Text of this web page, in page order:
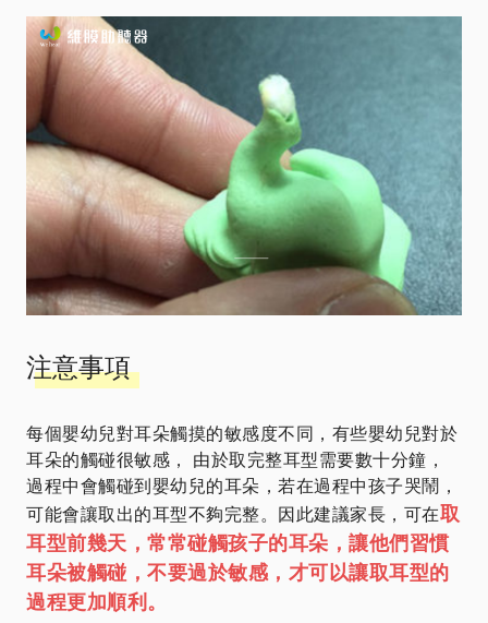
注意事項
每個嬰幼兒對耳朵觸摸的敏感度不同，有些嬰幼兒對於
耳朵的觸碰很敏感， 由於取完整耳型需要數十分鐘，
過程中會觸碰到嬰幼兒的耳朵，若在過程中孩子哭鬧，
可能會讓取出的耳型不夠完整。因此建議家長，可在取
耳型前幾天，常常碰觸孩子的耳朵，讓他們習慣
耳朵被觸碰，不要過於敏感，才可以讓取耳型的
過程更加順利。